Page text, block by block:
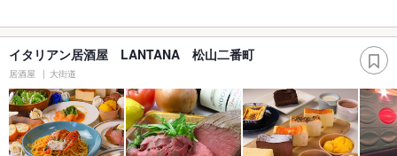
イタリアン居酒屋 LANTANA 松山二番町
居酒屋 大街道